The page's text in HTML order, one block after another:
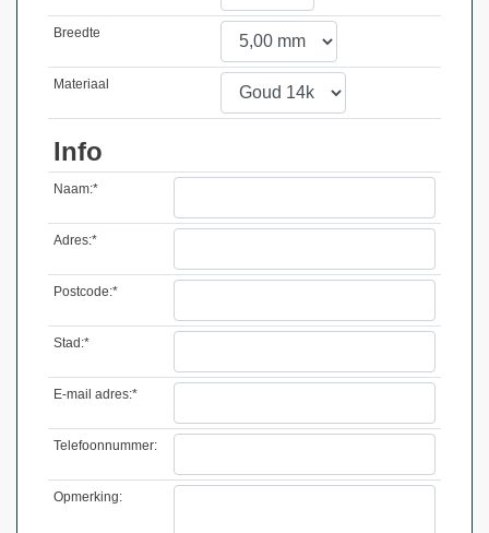
Breedte
Materiaal
Info
Naam:*
Adres:*
Postcode:*
Stad:*
E-mail adres:*
Telefoonnummer:
Opmerking: